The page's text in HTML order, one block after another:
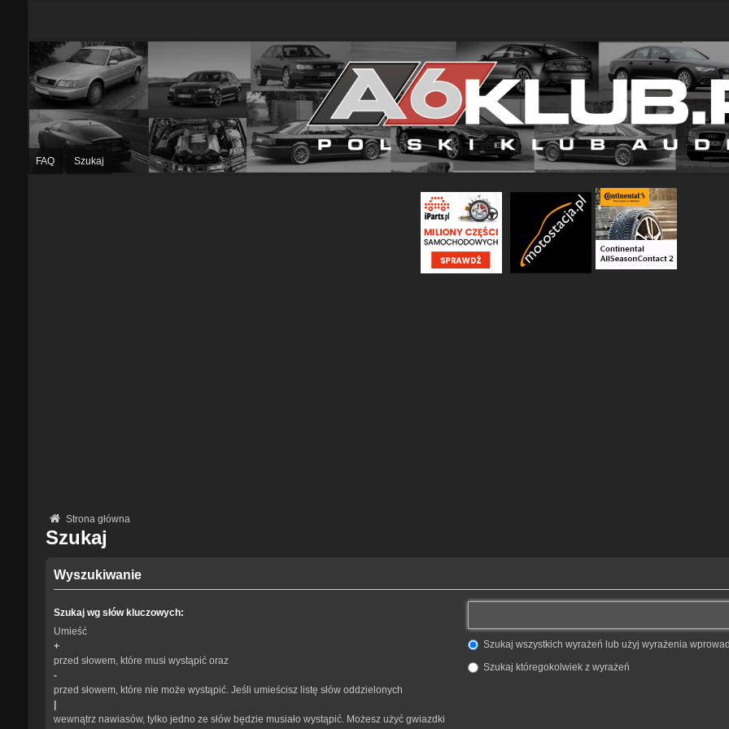
FAQ Szukaj
Strona główna
Szukaj
Wyszukiwanie
Szukaj wg słów kluczowych:
Umieść
+
przed słowem, które musi wystąpić oraz
-
przed słowem, które nie może wystąpić. Jeśli umieścisz listę słów oddzielonych
wewnątrz nawiasów, tylko jedno ze słów będzie musiało wystąpić. Możesz użyć gwiazdki
Szukaj wszystkich wyrażeń lub użyj wyrażenia
Szukaj któregokolwiek z wyrażeń